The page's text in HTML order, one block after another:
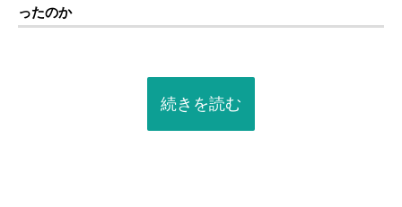
ったのか
続きを読む